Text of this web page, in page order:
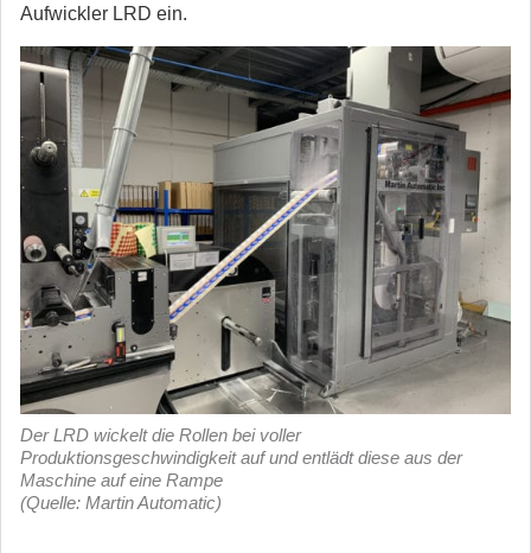
Aufwickler LRD ein.
Der LRD wickelt die Rollen bei voller
Produktionsgeschwindigkeit auf und entlädt diese aus der
Maschine auf eine Rampe
(Quelle: Martin Automatic)